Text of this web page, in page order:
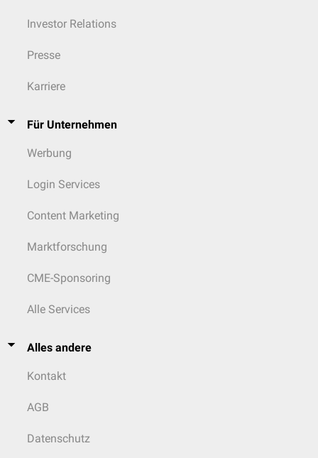
Investor Relations
Presse
Karriere
Für Unternehmen
Werbung
Login Services
Content Marketing
Marktforschung
CME-Sponsoring
Alle Services
Alles andere
Kontakt
AGB
Datenschutz